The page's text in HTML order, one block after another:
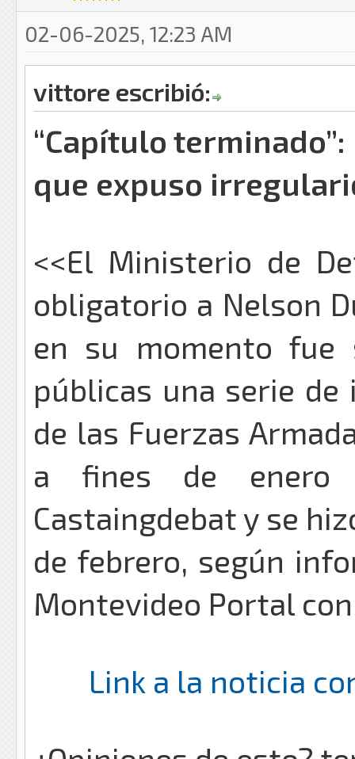
02-06-2025, 12:23 AM
vittore escribió:
“Capítulo
que expuso
<<El Ministerio de
obligatorio a Nelson
en su momento fue
públicas una serie
de las Fuerzas
a fines de enero
Castaingdebat y se
de febrero, según
Montevideo Portal
Link a la noticia